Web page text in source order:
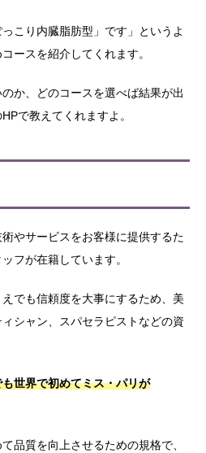
こり内臓脂肪型」です」というよ
ースを紹介してくれます。
か、どのコースを選べば結果が出
で教えてくれますよ。
やサービスをお客様に提供するた
フが在籍しています。
でも信頼度を大事にするため、美
シャン、スパセラピストなどの資
世界で初めてミス・パリが
品質を向上させるための規格で、